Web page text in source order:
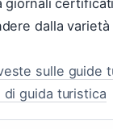
dalla
sulle guide
di guida turistica